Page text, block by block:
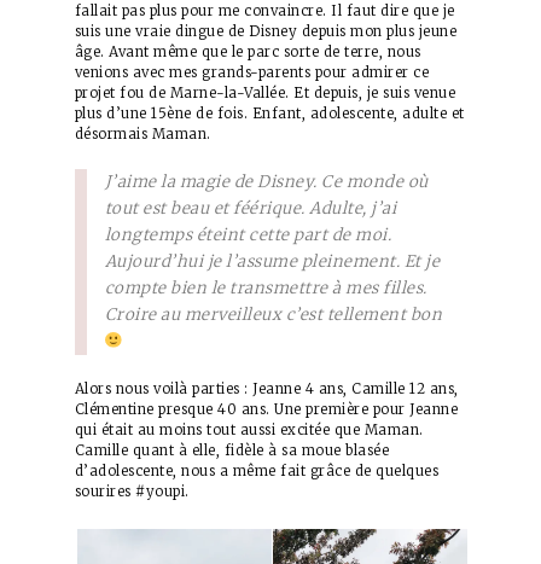
fallait pas plus pour me convaincre. Il faut dire que je
suis une vraie dingue de Disney depuis mon plus jeune
âge. Avant même que le parc sorte de terre, nous
venions avec mes grands-parents pour admirer ce
projet fou de Marne-la-Vallée. Et depuis, je suis venue
plus d’une 15ène de fois. Enfant, adolescente, adulte et
désormais Maman.
J’aime la magie de Disney. Ce monde où
tout est beau et féérique. Adulte, j’ai
longtemps éteint cette part de moi.
Aujourd’hui je l’assume pleinement. Et je
compte bien le transmettre à mes filles.
Croire au merveilleux c’est tellement bon
Alors nous voilà parties : Jeanne 4 ans, Camille 12 ans,
Clémentine presque 40 ans. Une première pour Jeanne
qui était au moins tout aussi excitée que Maman.
Camille quant à elle, fidèle à sa moue blasée
d’adolescente, nous a même fait grâce de quelques
sourires #youpi.